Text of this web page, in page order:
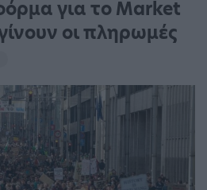
για το Market
οι πληρωμές